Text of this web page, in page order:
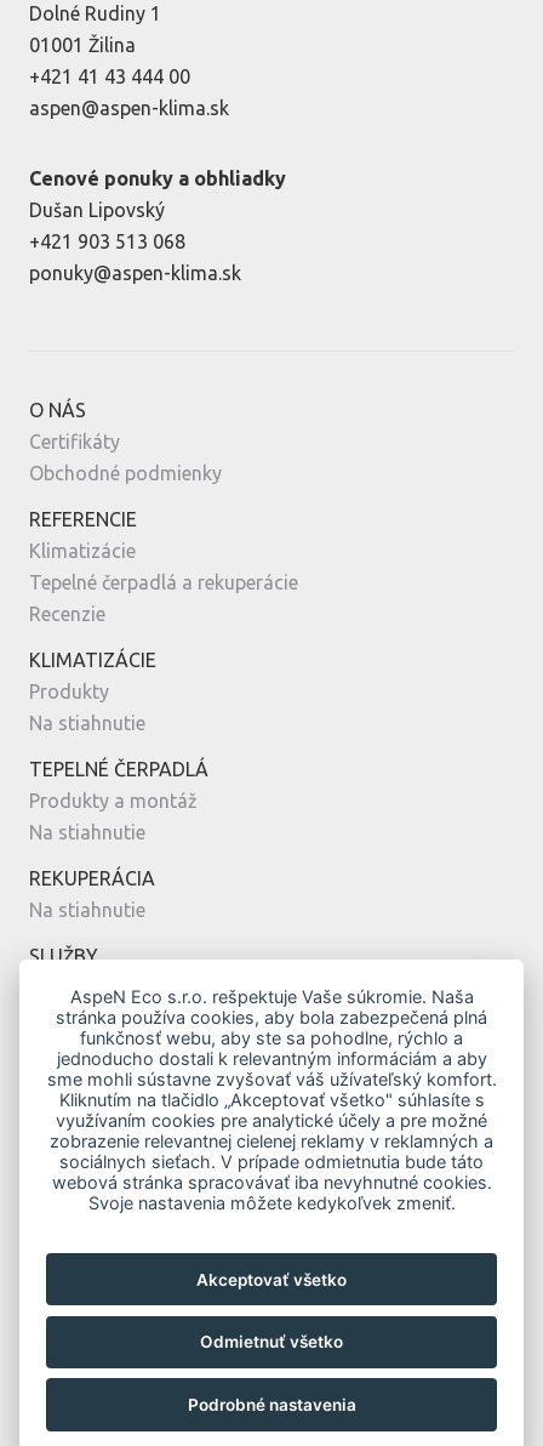
Dolné Rudiny 1
01001 Žilina
+421 41 43 444 00
aspen@aspen-klima.sk
Cenové ponuky a obhliadky
Dušan Lipovský
+421 903 513 068
ponuky@aspen-klima.sk
O NÁS
Certifikáty
Obchodné podmienky
REFERENCIE
Klimatizácie
Tepelné čerpadlá a rekuperácie
Recenzie
KLIMATIZÁCIE
Produkty
Na stiahnutie
TEPELNÉ ČERPADLÁ
Produkty a montáž
Na stiahnutie
REKUPERÁCIA
Na stiahnutie
SLUŽBY
Montáž
Servis
Návrh
MODERNÉ BÝVANIE
Vykurovanie klimatizáciou
Top modely
Novostavby
Obnov Dom
KONTAKTY
© 2026 AspeN Eco s.r.o. |Nastavenia cookies
AspeN Eco s.r.o. rešpektuje Vaše súkromie. Naša
stránka používa cookies, aby bola zabezpečená plná
funkčnosť webu, aby ste sa pohodlne, rýchlo a
jednoducho dostali k relevantným informáciám a aby
sme mohli sústavne zvyšovať váš užívateľský komfort.
Kliknutím na tlačidlo „Akceptovať všetko" súhlasíte s
využívaním cookies pre analytické účely a pre možné
zobrazenie relevantnej cielenej reklamy v reklamných a
sociálnych sieťach. V prípade odmietnutia bude táto
webová stránka spracovávať iba nevyhnutné cookies.
Svoje nastavenia môžete kedykoľvek zmeniť.
Akceptovať všetko
Odmietnuť všetko
Podrobné nastavenia